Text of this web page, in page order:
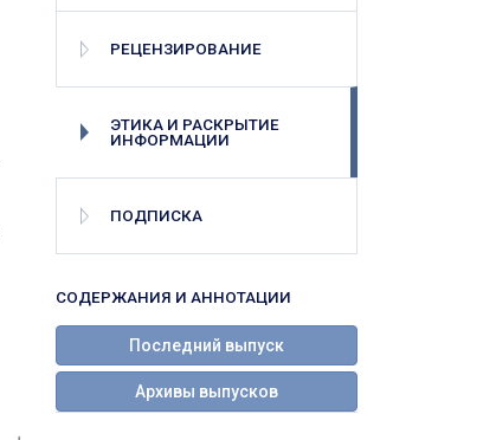
РЕЦЕНЗИРОВАНИЕ
ЭТИКА И РАСКРЫТИЕ
ИНФОРМАЦИИ
ПОДПИСКА
СОДЕРЖАНИЯ И АННОТАЦИИ
Последний выпуск
Архивы выпусков